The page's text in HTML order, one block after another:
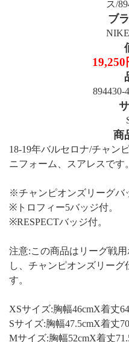
ス/
ブ
894430-
商
18-19年バルセロナ/チャン
ニフォーム、スアレスです。
※チャンピオンズリーグバ
※トロフィー5バッジ付。
※RESPECTバッジ付。
注意:この商品はリーグ戦
し、チャンピオンズリー
す。
XSサイズ:胸幅46cmX着丈
Sサイズ:胸幅47.5cmX着丈
Mサイズ:胸幅52cmX着丈